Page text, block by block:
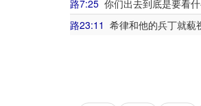
路7:25 你们出去到底是要看
路23:11 希律和他的兵丁就藐